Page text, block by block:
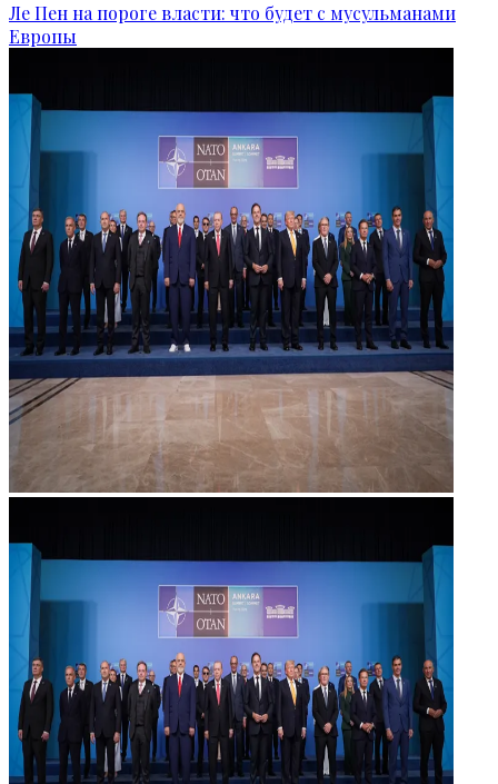
Ле Пен на пороге власти: что будет с мусульманами
Европы